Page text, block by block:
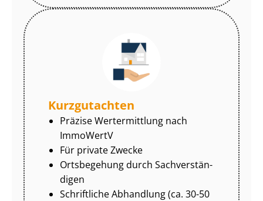
Kurzgutachten
Präzise Wertermittlung nach
ImmoWertV
Für private Zwecke
Ortsbegehung durch Sach­ver­stän­
di­gen
Schriftliche Abhandlung (ca. 30-50